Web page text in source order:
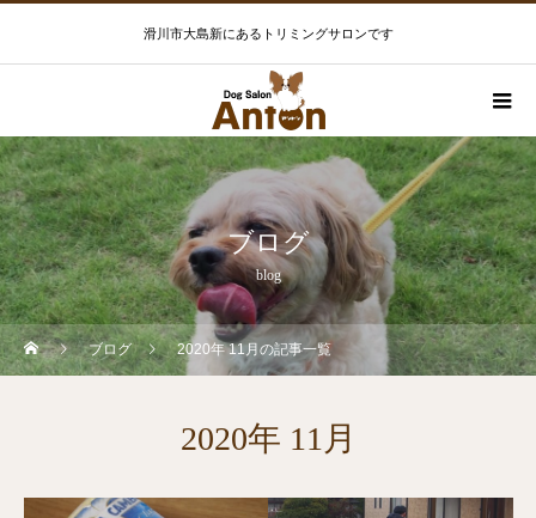
滑川市大島新にあるトリミングサロンです
ブログ
blog
ブログ 2020年 11月の記事一覧
2020年 11月